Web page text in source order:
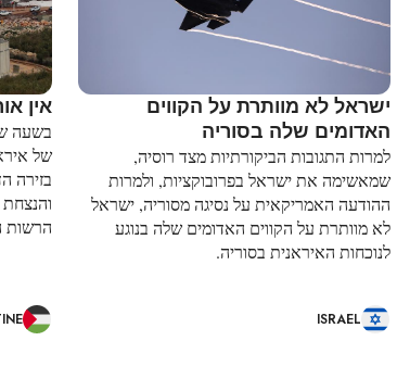
ישראל לא מוותרת על הקווים
האדומים שלה בסוריה
למרות התגובות הביקורתיות מצד רוסיה,
שמאשימה את ישראל בפרובוקציות, ולמרות
ההודעה האמריקאית על נסיגה מסוריה, ישראל
לא מוותרת על הקווים האדומים שלה בנוגע
לנוכחות האיראנית בסוריה.
ISRAEL
אין
בשעה
של
בזירה
הרשות